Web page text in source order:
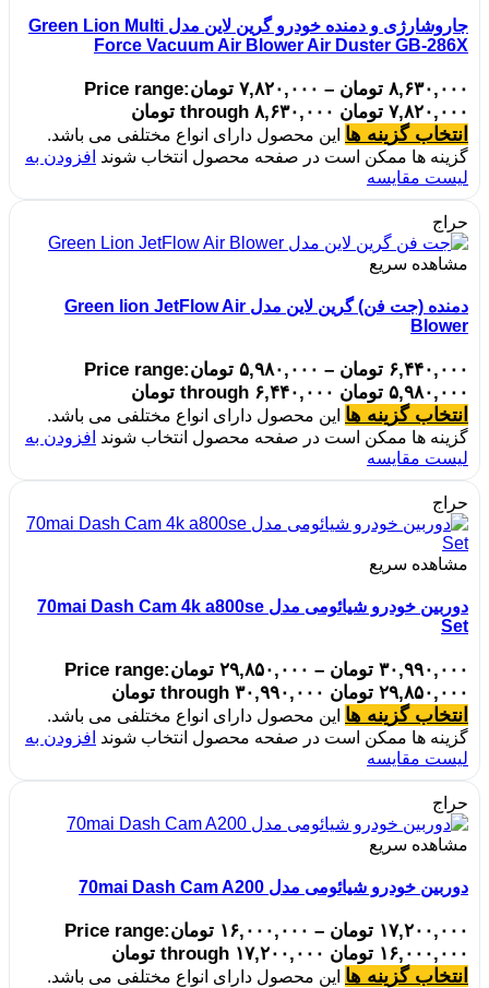
جاروشارژی و دمنده خودرو گرین لاین مدل Green Lion Multi
Force Vacuum Air Blower Air Duster GB-286X
۸,۶۳۰,۰۰۰ تومان – ۷,۸۲۰,۰۰۰ تومانPrice range:
۷,۸۲۰,۰۰۰ تومان through ۸,۶۳۰,۰۰۰ تومان
انتخاب گزینه ها این محصول دارای انواع مختلفی می باشد.
گزینه ها ممکن است در صفحه محصول انتخاب شوند افزودن به
لیست مقایسه
حراج
مشاهده سریع
دمنده (جت فن) گرین لاین مدل Green lion JetFlow Air
Blower
۶,۴۴۰,۰۰۰ تومان – ۵,۹۸۰,۰۰۰ تومانPrice range:
۵,۹۸۰,۰۰۰ تومان through ۶,۴۴۰,۰۰۰ تومان
انتخاب گزینه ها این محصول دارای انواع مختلفی می باشد.
گزینه ها ممکن است در صفحه محصول انتخاب شوند افزودن به
لیست مقایسه
حراج
مشاهده سریع
دوربین خودرو شیائومی مدل 70mai Dash Cam 4k a800se
Set
۳۰,۹۹۰,۰۰۰ تومان – ۲۹,۸۵۰,۰۰۰ تومانPrice range:
۲۹,۸۵۰,۰۰۰ تومان through ۳۰,۹۹۰,۰۰۰ تومان
انتخاب گزینه ها این محصول دارای انواع مختلفی می باشد.
گزینه ها ممکن است در صفحه محصول انتخاب شوند افزودن به
لیست مقایسه
حراج
مشاهده سریع
دوربین خودرو شیائومی مدل 70mai Dash Cam A200
۱۷,۲۰۰,۰۰۰ تومان – ۱۶,۰۰۰,۰۰۰ تومانPrice range:
۱۶,۰۰۰,۰۰۰ تومان through ۱۷,۲۰۰,۰۰۰ تومان
انتخاب گزینه ها این محصول دارای انواع مختلفی می باشد.